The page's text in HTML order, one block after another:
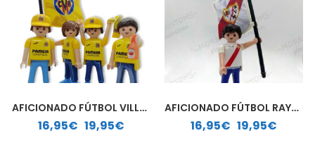
AFICIONADO FÚTBOL VILLARREAL | PLAYMOBIL PERSONALIZADO
16,95€ 19,95€
Rango de precios: desde 16,95€ hasta 19,95€
AFICIONADO FÚTBOL RAYO VALLECANO | PLAYMOBIL PERSONALIZADO
16,95€ 19,95€
Rango de precios: desde 16,95€ hasta 19,95€